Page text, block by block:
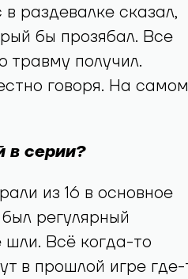
раздевалке сказал,
бы прозябал. Все
травму получил.
говоря. На самом
в серии?
из 16 в основное
регулярный
Всё когда-то
в прошлой игре где-